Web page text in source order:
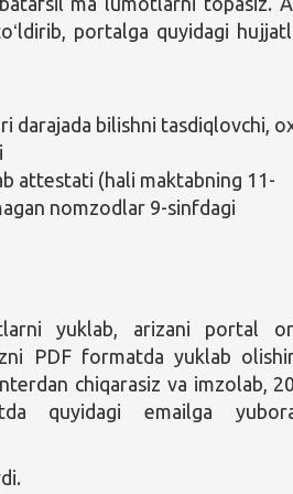
portalga quyidagi
darajada bilishni tasdiqlovchi,
attestati (hali maktabning 11-
nomzodlar 9-sinfdagi
yuklab, arizani portal
PDF formatda yuklab
chiqarasiz va imzolab,
quyidagi emailga